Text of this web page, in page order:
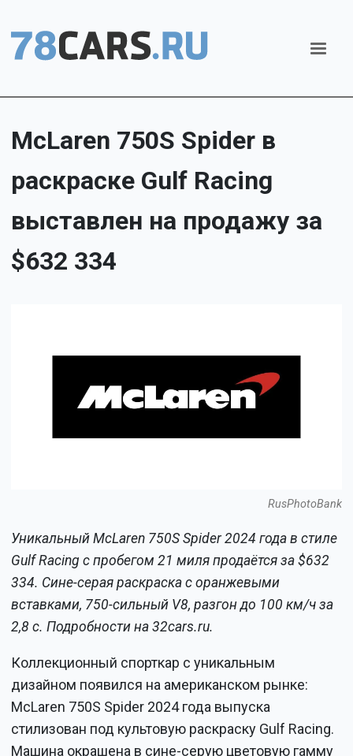
McLaren 750S Spider в
раскраске Gulf Racing
выставлен на продажу за
$632 334
RusPhotoBank
Уникальный McLaren 750S Spider 2024 года в стиле
Gulf Racing с пробегом 21 миля продаётся за $632
334. Сине-серая раскраска с оранжевыми
вставками, 750-сильный V8, разгон до 100 км/ч за
2,8 с. Подробности на 32cars.ru.
Коллекционный спорткар с уникальным
дизайном появился на американском рынке:
McLaren 750S Spider 2024 года выпуска
стилизован под культовую раскраску Gulf Racing.
Машина окрашена в сине-серую цветовую гамму